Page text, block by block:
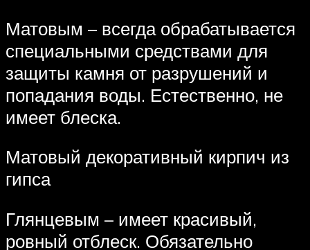
Матовым – всегда обрабатывается
специальными средствами для
защиты камня от разрушений и
попадания воды. Естественно, не
имеет блеска.
Матовый декоративный кирпич из
гипса
Глянцевым – имеет красивый,
ровный отблеск. Обязательно